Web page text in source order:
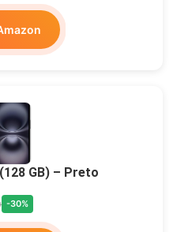
GB) – Preto
-30%